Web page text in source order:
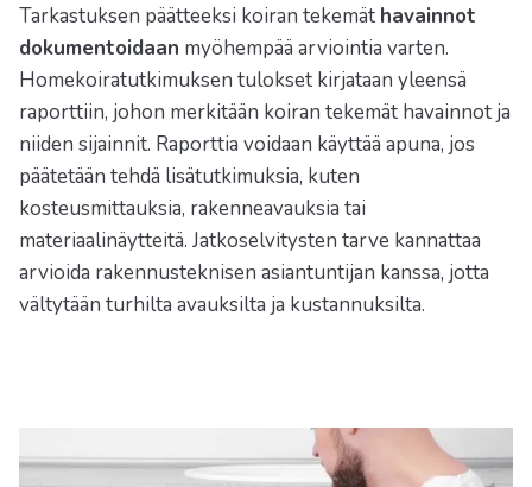
Tarkastuksen päätteeksi koiran tekemät havainnot
dokumentoidaan myöhempää arviointia varten.
Homekoiratutkimuksen tulokset kirjataan yleensä
raporttiin, johon merkitään koiran tekemät havainnot ja
niiden sijainnit. Raporttia voidaan käyttää apuna, jos
päätetään tehdä lisätutkimuksia, kuten
kosteusmittauksia, rakenneavauksia tai
materiaalinäytteitä. Jatkoselvitysten tarve kannattaa
arvioida rakennusteknisen asiantuntijan kanssa, jotta
vältytään turhilta avauksilta ja kustannuksilta.